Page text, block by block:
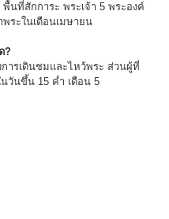
นที่สักการะ พระเจ้า 5 พระองค์
ระในเดือนเมษายน
?
ารเดินชมและไหว้พระ ส่วนผู้ที่
วันขึ้น 15 ค่ำ เดือน 5